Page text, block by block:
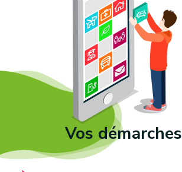
Vos démarches